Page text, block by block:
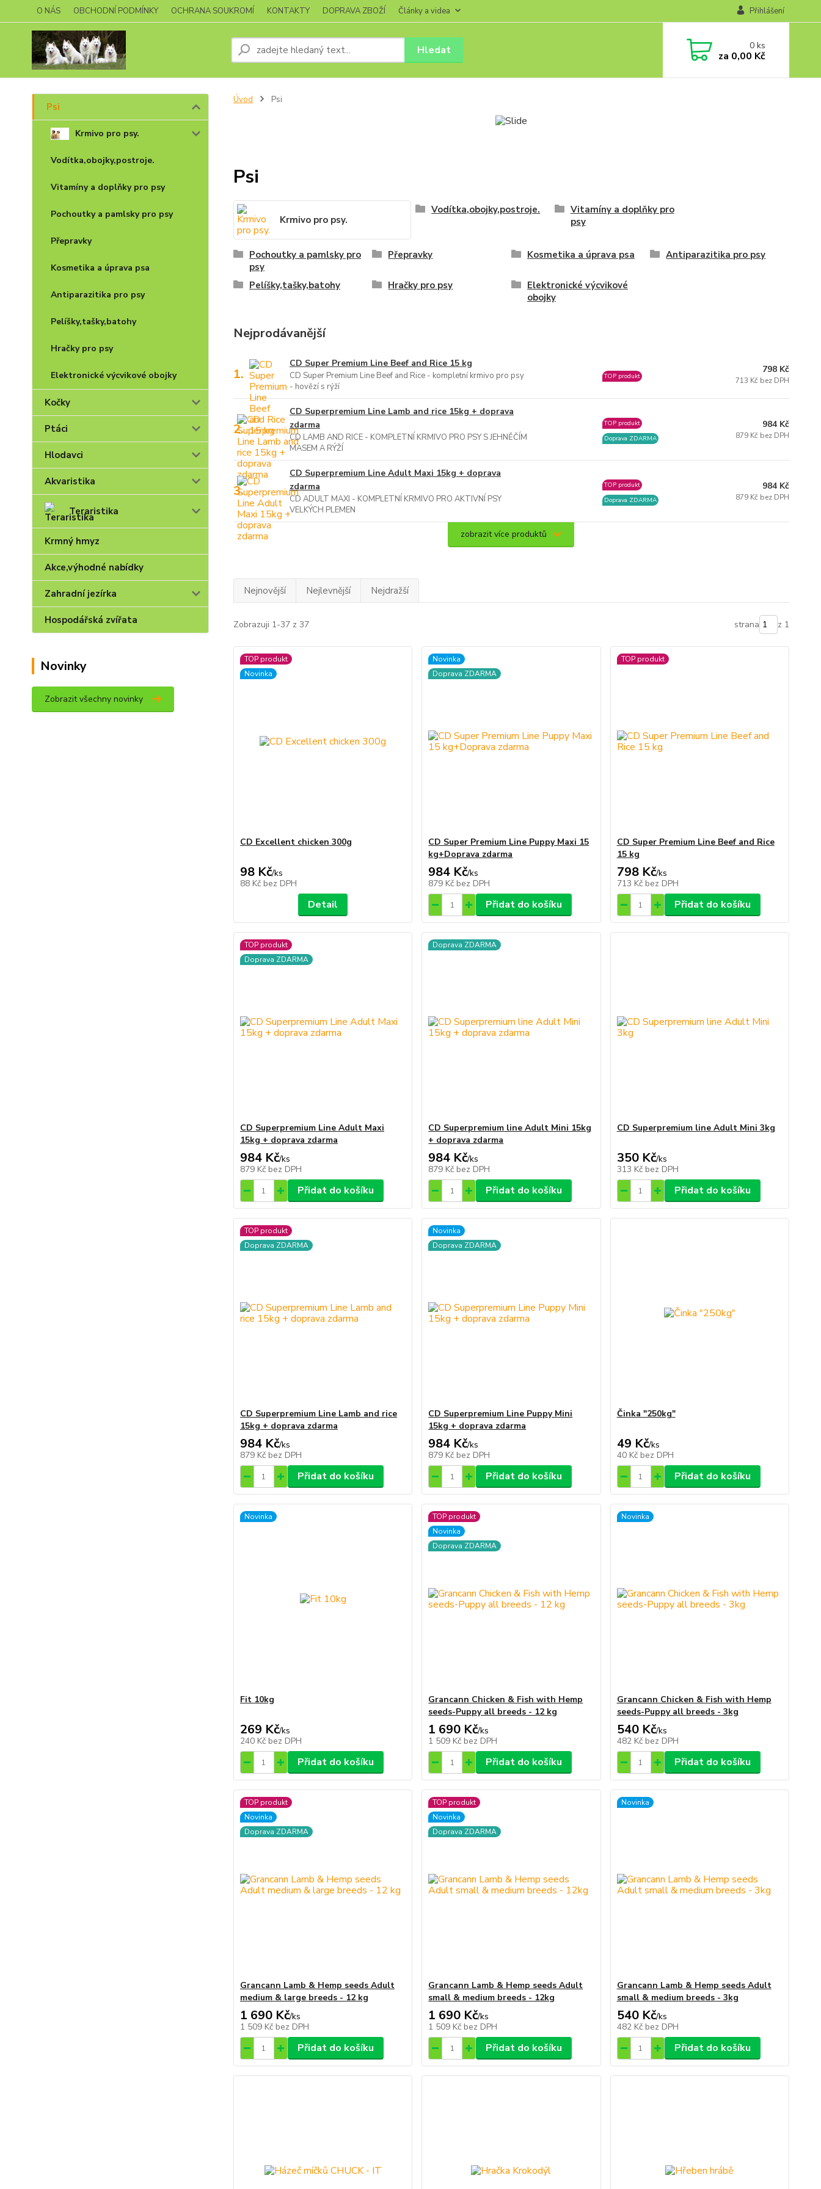
O NÁS OBCHODNÍ PODMÍNKY OCHRANA SOUKROMÍ KONTAKTY DOPRAVA ZBOŽÍ Články a videa Přihlášení
Hledat 0ks
za 0,00 Kč
Psi
Krmivo pro psy.
Vodítka,obojky,postroje.
Vitamíny a doplňky pro psy
Pochoutky a pamlsky pro psy
Přepravky
Kosmetika a úprava psa
Antiparazitika pro psy
Pelíšky,tašky,batohy
Hračky pro psy
Elektronické výcvikové obojky
Kočky
Ptáci
Hlodavci
Akvaristika
Teraristika
Krmný hmyz
Akce,výhodné nabídky
Zahradní jezírka
Hospodářská zvířata
Novinky
Zobrazit všechny novinky
Úvod Psi
Psi
Krmivo pro psy.
Vodítka,obojky,postroje.
Vitamíny a doplňky pro
psy
Pochoutky a pamlsky pro
psy
Přepravky Kosmetika a úprava psa Antiparazitika pro psy
Pelíšky,tašky,batohy Hračky pro psy
Elektronické výcvikové
obojky
Nejprodávanější
1.
CD Super Premium Line Beef and Rice 15 kg
CD Super Premium Line Beef and Rice - kompletní krmivo pro psy
- hovězí s rýží
TOP produkt
798 Kč
713 Kč bez DPH
2.
CD Superpremium Line Lamb and rice 15kg + doprava
zdarma
CD LAMB AND RICE - KOMPLETNÍ KRMIVO PRO PSY S JEHNĚČÍM
MASEM A RÝŽÍ
TOP produkt
Doprava ZDARMA
984 Kč
879 Kč bez DPH
3.
CD Superpremium Line Adult Maxi 15kg + doprava
zdarma
CD ADULT MAXI - KOMPLETNÍ KRMIVO PRO AKTIVNÍ PSY
VELKÝCH PLEMEN
TOP produkt
Doprava ZDARMA
984 Kč
879 Kč bez DPH
zobrazit více produktů
Nejnovější Nejlevnější Nejdražší
Zobrazuji 1-37 z 37 strana z 1
TOP produkt
Novinka
CD Excellent chicken 300g
98 Kč/ks
88 Kč bez DPH
Detail
Novinka
Doprava ZDARMA
CD Super Premium Line Puppy Maxi 15
kg+Doprava zdarma
984 Kč/ks
879 Kč bez DPH
Přidat do košíku
TOP produkt
CD Super Premium Line Beef and Rice
15 kg
798 Kč/ks
713 Kč bez DPH
Přidat do košíku
TOP produkt
Doprava ZDARMA
CD Superpremium Line Adult Maxi
15kg + doprava zdarma
984 Kč/ks
879 Kč bez DPH
Přidat do košíku
Doprava ZDARMA
CD Superpremium line Adult Mini 15kg
+ doprava zdarma
984 Kč/ks
879 Kč bez DPH
Přidat do košíku
CD Superpremium line Adult Mini 3kg
350 Kč/ks
313 Kč bez DPH
Přidat do košíku
TOP produkt
Doprava ZDARMA
CD Superpremium Line Lamb and rice
15kg + doprava zdarma
984 Kč/ks
879 Kč bez DPH
Přidat do košíku
Novinka
Doprava ZDARMA
CD Superpremium Line Puppy Mini
15kg + doprava zdarma
984 Kč/ks
879 Kč bez DPH
Přidat do košíku
Činka "250kg"
49 Kč/ks
40 Kč bez DPH
Přidat do košíku
Novinka
Fit 10kg
269 Kč/ks
240 Kč bez DPH
Přidat do košíku
TOP produkt
Novinka
Doprava ZDARMA
Grancann Chicken & Fish with Hemp
seeds-Puppy all breeds - 12 kg
1 690 Kč/ks
1 509 Kč bez DPH
Přidat do košíku
Novinka
Grancann Chicken & Fish with Hemp
seeds-Puppy all breeds - 3kg
540 Kč/ks
482 Kč bez DPH
Přidat do košíku
TOP produkt
Novinka
Doprava ZDARMA
Grancann Lamb & Hemp seeds Adult
medium & large breeds - 12 kg
1 690 Kč/ks
1 509 Kč bez DPH
Přidat do košíku
TOP produkt
Novinka
Doprava ZDARMA
Grancann Lamb & Hemp seeds Adult
small & medium breeds - 12kg
1 690 Kč/ks
1 509 Kč bez DPH
Přidat do košíku
Novinka
Grancann Lamb & Hemp seeds Adult
small & medium breeds - 3kg
540 Kč/ks
482 Kč bez DPH
Přidat do košíku